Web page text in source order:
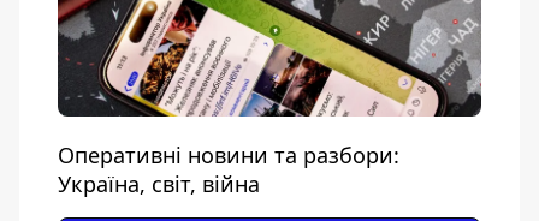
Оперативні новини та разбори:
Україна, світ, війна